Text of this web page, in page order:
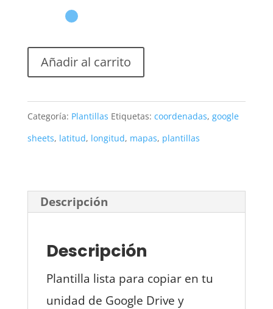
Añadir al carrito
Categoría: Plantillas Etiquetas: coordenadas, google
sheets, latitud, longitud, mapas, plantillas
Descripción
Descripción
Plantilla lista para copiar en tu
unidad de Google Drive y